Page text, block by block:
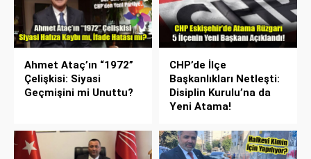
Ahmet Ataç’ın “1972”
Çelişkisi: Siyasi
Geçmişini mi Unuttu?
CHP’de İlçe
Başkanlıkları Netleşti:
Disiplin Kurulu’na da
Yeni Atama!